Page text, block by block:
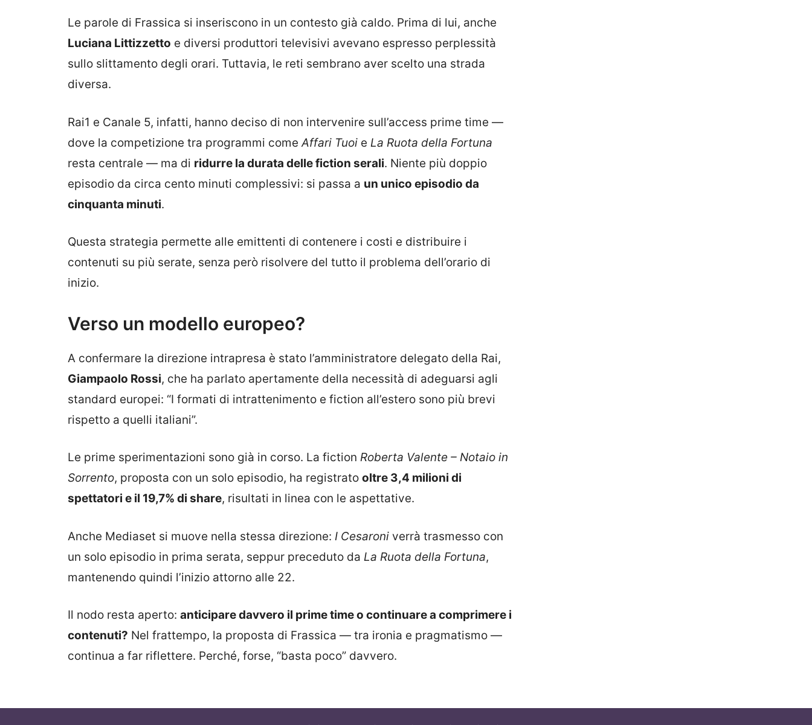
Le parole di Frassica si inseriscono in un contesto già caldo. Prima di lui, anche
Luciana Littizzetto e diversi produttori televisivi avevano espresso perplessità
sullo slittamento degli orari. Tuttavia, le reti sembrano aver scelto una strada
diversa.
Rai1 e Canale 5, infatti, hanno deciso di non intervenire sull’access prime time —
dove la competizione tra programmi come Affari Tuoi e La Ruota della Fortuna
resta centrale — ma di ridurre la durata delle fiction serali. Niente più doppio
episodio da circa cento minuti complessivi: si passa a un unico episodio da
cinquanta minuti.
Questa strategia permette alle emittenti di contenere i costi e distribuire i
contenuti su più serate, senza però risolvere del tutto il problema dell’orario di
inizio.
Verso un modello europeo?
A confermare la direzione intrapresa è stato l’amministratore delegato della Rai,
Giampaolo Rossi, che ha parlato apertamente della necessità di adeguarsi agli
standard europei: “I formati di intrattenimento e fiction all’estero sono più brevi
rispetto a quelli italiani”.
Le prime sperimentazioni sono già in corso. La fiction Roberta Valente – Notaio in
Sorrento, proposta con un solo episodio, ha registrato oltre 3,4 milioni di
spettatori e il 19,7% di share, risultati in linea con le aspettative.
Anche Mediaset si muove nella stessa direzione: I Cesaroni verrà trasmesso con
un solo episodio in prima serata, seppur preceduto da La Ruota della Fortuna,
mantenendo quindi l’inizio attorno alle 22.
Il nodo resta aperto: anticipare davvero il prime time o continuare a comprimere i
contenuti? Nel frattempo, la proposta di Frassica — tra ironia e pragmatismo —
continua a far riflettere. Perché, forse, “basta poco” davvero.